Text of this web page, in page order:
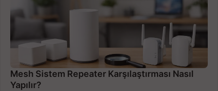
Mesh Sistem Repeater Karşılaştırması Nasıl
Yapılır?